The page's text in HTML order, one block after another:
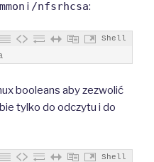
i /nfsrhcsa:
Shell
booleans aby zezwolić
tylko do odczytu i do
Shell